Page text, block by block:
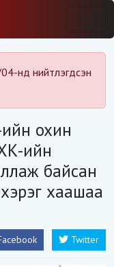
нд нийтлэгдсэн
охин
ийн
байсан
хаашаа
Twitter